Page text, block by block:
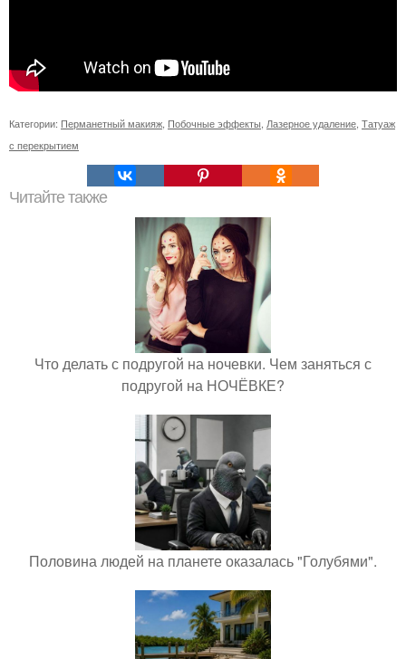
Категории: Перманетный макияж Побочные эффекты Лазерное удаление Татуаж
с перекрытием
Читайте также
Что делать с подругой на ночевки. Чем заняться с
подругой на НОЧЁВКЕ?
Половина людей на планете оказалась "Голубями".